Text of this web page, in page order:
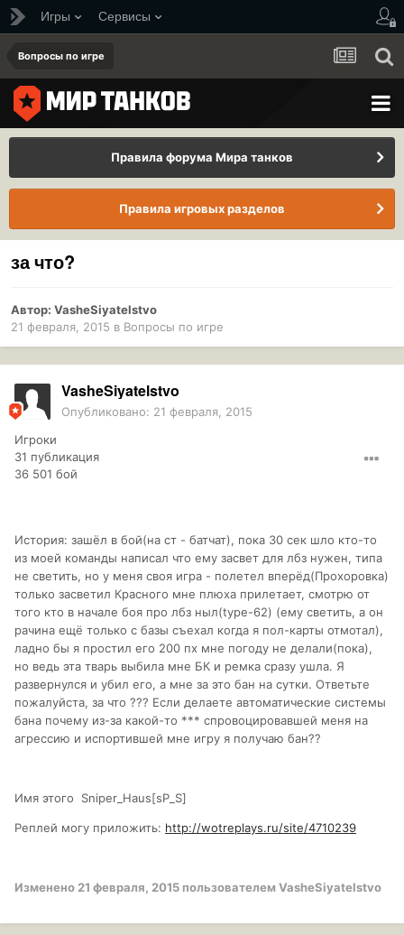
Игры Сервисы
Вопросы по игре
Правила форума Мира танков
Правила игровых разделов
за что?
Автор: VasheSiyatelstvo
21 февраля, 2015 в Вопросы по игре
VasheSiyatelstvo
Опубликовано: 21 февраля, 2015
Игроки
31 публикация
36 501 бой
История: зашёл в бой(на ст - батчат), пока 30 сек шло кто-то
из моей команды написал что ему засвет для лбз нужен, типа
не светить, но у меня своя игра - полетел вперёд(Прохоровка)
только засветил Красного мне плюха прилетает, смотрю от
того кто в начале боя про лбз ныл(type-62) (ему светить, а он
рачина ещё только с базы съехал когда я пол-карты отмотал),
ладно бы я простил его 200 пх мне погоду не делали(пока),
но ведь эта тварь выбила мне БК и ремка сразу ушла. Я
развернулся и убил его, а мне за это бан на сутки. Ответьте
пожалуйста, за что ??? Если делаете автоматические системы
бана почему из-за какой-то *** спровоцировавшей меня на
агрессию и испортившей мне игру я получаю бан??
Имя этого Sniper_Haus[sP_S]
Реплей могу приложить: http://wotreplays.ru/site/4710239
Изменено21 февраля, 2015 пользователем VasheSiyatelstvo